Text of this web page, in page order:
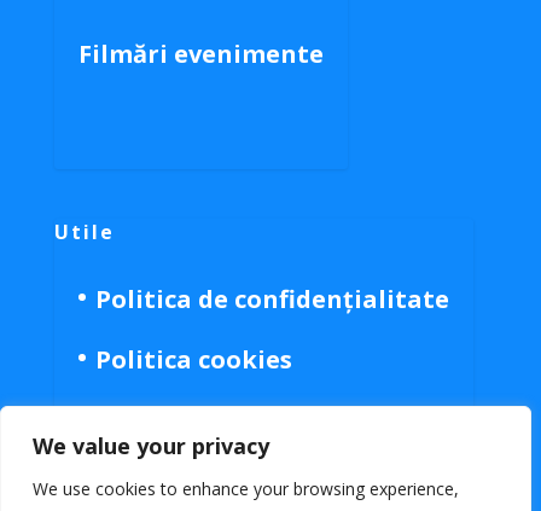
We value your privacy
We use cookies to enhance your browsing experience,
Filmări evenimente
Utile
Politica de confidențialitate
Politica cookies